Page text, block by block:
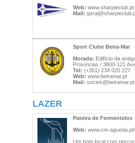
Web: www.sharpieclub.pt
Mail:
Sport Clube Beira-Mar
Morada: Edifício da
Províncias / 3800-121
Tel: (+351) 234 020 227
Web: www.beiramar.pt
Mail: socios@beiramar.pt
LAZER
Pateira de Fermentelos
Web: www.cm-
Um bom local com